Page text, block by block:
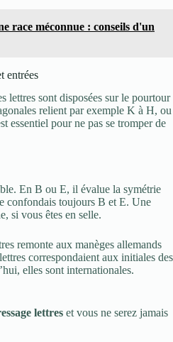
race méconnue : conseils d'un
entrées
lettres sont disposées sur le pourtour
relient par exemple K à H, ou
essentiel pour ne pas se tromper de
En B ou E, il évalue la symétrie
confondais toujours B et E. Une
si vous êtes en selle.
remonte aux manèges allemands
correspondaient aux initiales des
elles sont internationales.
lettres et vous ne serez jamais